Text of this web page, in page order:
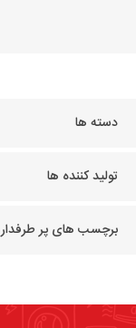
دسته ها
تولید کننده ها
برچسب های پر طرفدار